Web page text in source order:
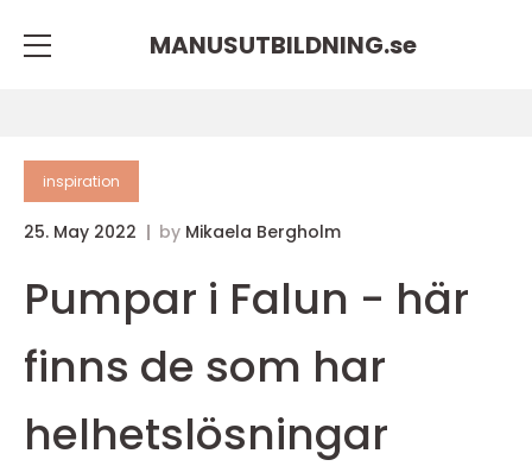
MANUSUTBILDNING.se
inspiration
25. May 2022 by Mikaela Bergholm
Pumpar i Falun - här
finns de som har
helhetslösningar